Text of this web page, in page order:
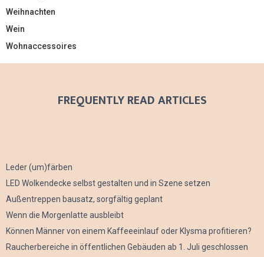
Weihnachten
Wein
Wohnaccessoires
FREQUENTLY READ ARTICLES
Leder (um)färben
LED Wolkendecke selbst gestalten und in Szene setzen
Außentreppen bausatz, sorgfältig geplant
Wenn die Morgenlatte ausbleibt
Können Männer von einem Kaffeeeinlauf oder Klysma profitieren?
Raucherbereiche in öffentlichen Gebäuden ab 1. Juli geschlossen